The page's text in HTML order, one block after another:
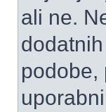
ali ne.
podobe,